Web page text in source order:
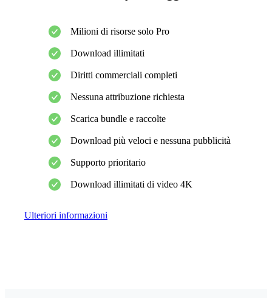
Milioni di risorse solo Pro
Download illimitati
Diritti commerciali completi
Nessuna attribuzione richiesta
Scarica bundle e raccolte
Download più veloci e nessuna pubblicità
Supporto prioritario
Download illimitati di video 4K
Ulteriori informazioni